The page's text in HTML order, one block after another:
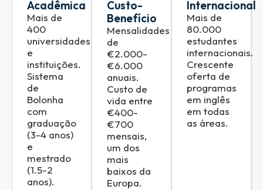
Acadêmica
Mais de
400
universidades
e
instituições.
Sistema
de
Bolonha
com
graduação
(3-4 anos)
e
mestrado
(1.5-2
anos).
Custo-
Benefício
Mensalidades
de
€2.000-
€6.000
anuais.
Custo de
vida entre
€400-
€700
mensais,
um dos
mais
baixos da
Europa.
Internacional
Mais de
80.000
estudantes
internacionais.
Crescente
oferta de
programas
em inglês
em todas
as áreas.